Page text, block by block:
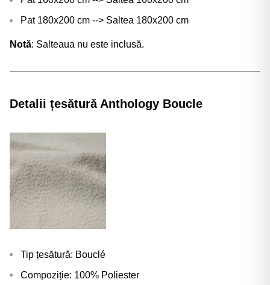
Pat 180x200 cm --> Saltea 180x200 cm
Notă: Salteaua nu este inclusă.
Detalii țesătură Anthology Boucle
Tip țesătură: Bouclé
Compoziție: 100% Poliester